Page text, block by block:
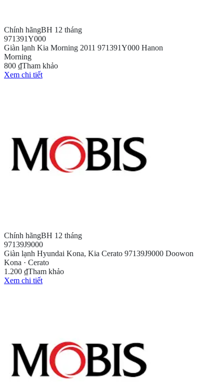
Chính hãngBH 12 tháng
971391Y000
Giàn lạnh Kia Morning 2011 971391Y000 Hanon
Morning
800 ₫Tham khảo
Xem chi tiết
Chính hãngBH 12 tháng
97139J9000
Giàn lạnh Hyundai Kona, Kia Cerato 97139J9000 Doowon
Kona · Cerato
1.200 ₫Tham khảo
Xem chi tiết